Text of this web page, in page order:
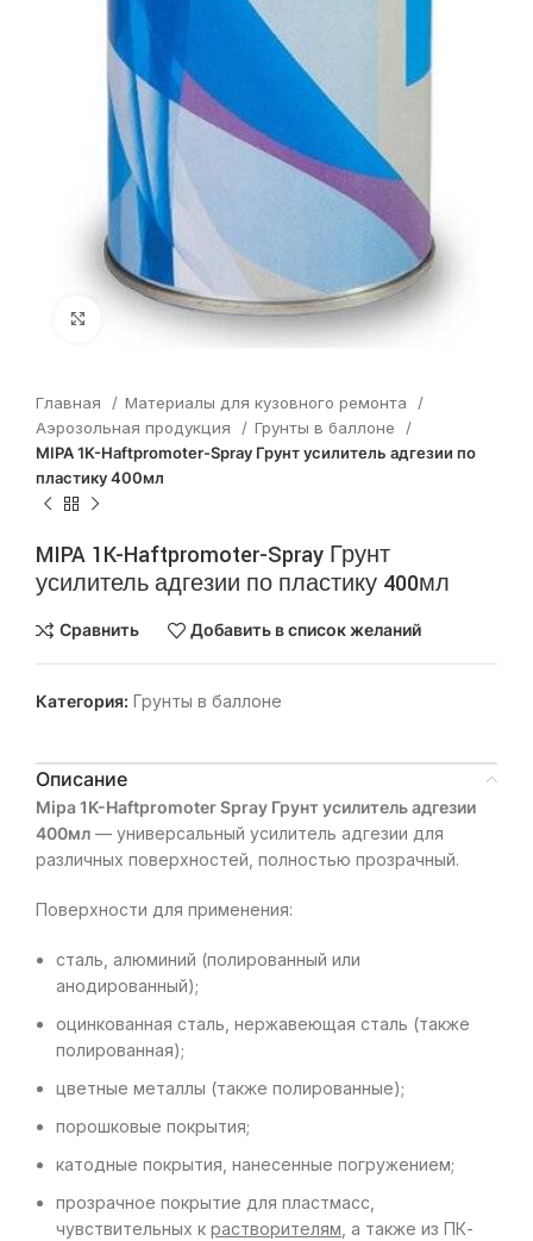
Нажмите, чтобы увеличить
Главная
Материалы для кузовного ремонта
Аэрозольная продукция
Грунты в баллоне
MIPA 1K-Haftpromoter-Spray Грунт усилитель адгезии по
пластику 400мл
MIPA 1K-Haftpromoter-Spray Грунт
усилитель адгезии по пластику 400мл
Сравнить Добавить в список желаний
Категория: Грунты в баллоне
Описание
Mipa 1K-Haftpromoter Spray Грунт усилитель адгезии
400мл — универсальный усилитель адгезии для
различных поверхностей, полностью прозрачный.
Поверхности для применения:
сталь, алюминий (полированный или
анодированный);
оцинкованная сталь, нержавеющая сталь (также
полированная);
цветные металлы (также полированные);
порошковые покрытия;
катодные покрытия, нанесенные погружением;
прозрачное покрытие для пластмасс,
чувствительных к растворителям , а также из ПК-